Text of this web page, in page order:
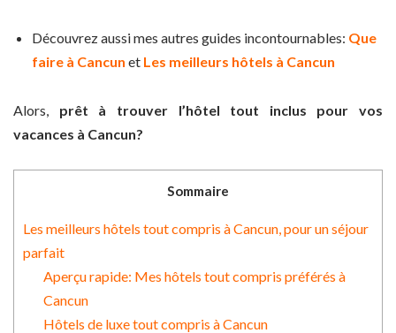
Découvrez aussi mes autres guides incontournables: Que
faire à Cancun et Les meilleurs hôtels à Cancun
Alors, prêt à trouver l’hôtel tout inclus pour vos
vacances à Cancun?
Sommaire
Les meilleurs hôtels tout compris à Cancun, pour un séjour
parfait
Aperçu rapide: Mes hôtels tout compris préférés à
Cancun
Hôtels de luxe tout compris à Cancun